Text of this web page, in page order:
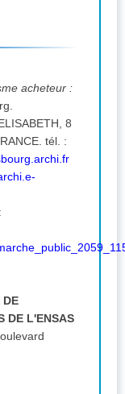
acheteur :
8
DE
DE L'ENSAS